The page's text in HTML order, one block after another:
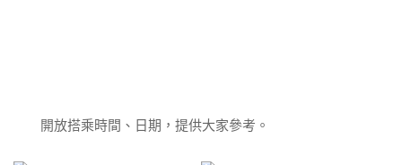
開放搭乘時間、日期，提供大家參考。